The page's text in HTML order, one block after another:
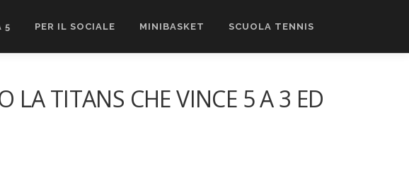
5 PER IL SOCIALE MINIBASKET SCUOLA TENNIS
LA TITANS CHE VINCE 5 A 3 ED